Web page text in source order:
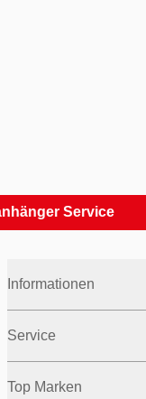
Service
Informationen
Service
Top Marken